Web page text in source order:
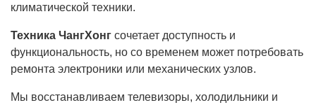
климатической техники.
Техника ЧангХонг сочетает доступность и
функциональность, но со временем может потребовать
ремонта электроники или механических узлов.
Мы восстанавливаем телевизоры, холодильники и